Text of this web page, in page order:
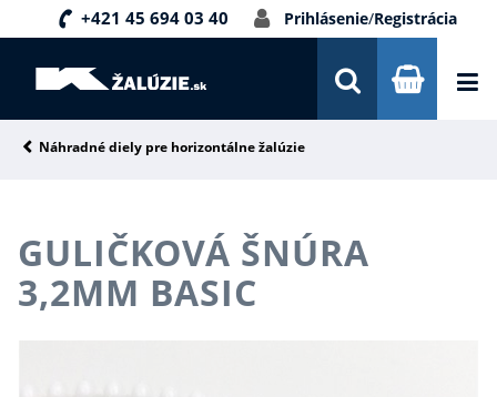
+421 45 694 03 40 Prihlásenie/Registrácia
DOPRAVA A PLATBA
PORADŇA
NOVINKY
Náhradné diely pre horizontálne žalúzie
GULIČKOVÁ ŠNÚRA
3,2MM BASIC